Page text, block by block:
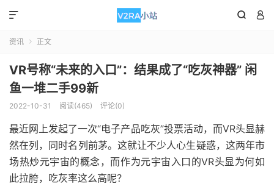
 

资讯  正文
VR号称“未来的入口”：结果成了“吃灰神器” 闲
鱼一堆二手99新
2022-10-31 阅读(465) 评论(0)
最近网上发起了一次“电子产品吃灰”投票活动，而VR头显赫
然在列，同时名列前茅。这就让不少人心生疑惑，这两年市
场热炒元宇宙的概念，而作为元宇宙入口的VR头显为何如
此拉胯，吃灰率这么高呢？